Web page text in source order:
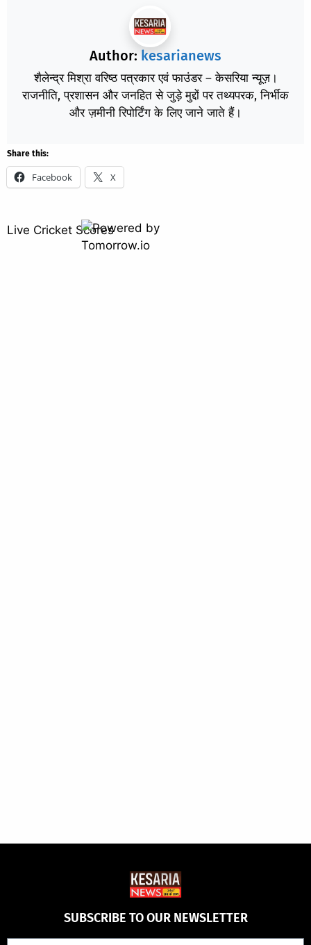
Author: kesarianews
शैलेन्द्र मिश्रा वरिष्ठ पत्रकार एवं फाउंडर – केसरिया न्यूज़।
राजनीति, प्रशासन और जनहित से जुड़े मुद्दों पर तथ्यपरक, निर्भीक
और ज़मीनी रिपोर्टिंग के लिए जाने जाते हैं।
Share this:
Facebook X
Live Cricket Scores
SUBSCRIBE TO OUR NEWSLETTER